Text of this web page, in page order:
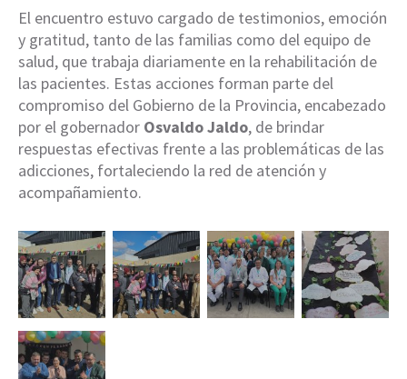
El encuentro estuvo cargado de testimonios, emoción
y gratitud, tanto de las familias como del equipo de
salud, que trabaja diariamente en la rehabilitación de
las pacientes. Estas acciones forman parte del
compromiso del Gobierno de la Provincia, encabezado
por el gobernador Osvaldo Jaldo, de brindar
respuestas efectivas frente a las problemáticas de las
adicciones, fortaleciendo la red de atención y
acompañamiento.